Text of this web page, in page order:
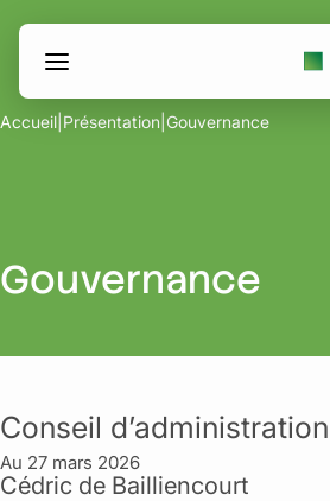
contenu
Accueil Présentation Gouvernance
Gouvernance
Conseil d’administration
Au 27 mars 2026
Cédric de Bailliencourt